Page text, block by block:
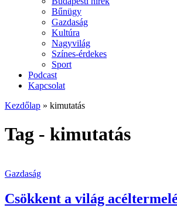
Bűnügy
Gazdaság
Kultúra
Nagyvilág
Színes-érdekes
Sport
Podcast
Kapcsolat
Kezdőlap » kimutatás
Tag - kimutatás
Gazdaság
Csökkent a világ